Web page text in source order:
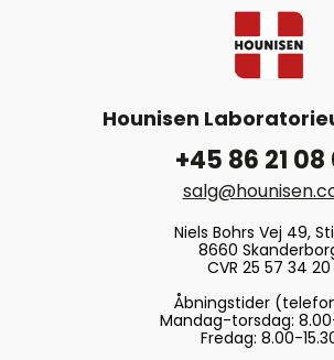
Hounisen
+45 86 21 08
Niels Bohrs Vej 49,
8660
CVR 25 57 34 20
Åbningstider
Mandag-torsdag:
Fredag: 8.00-